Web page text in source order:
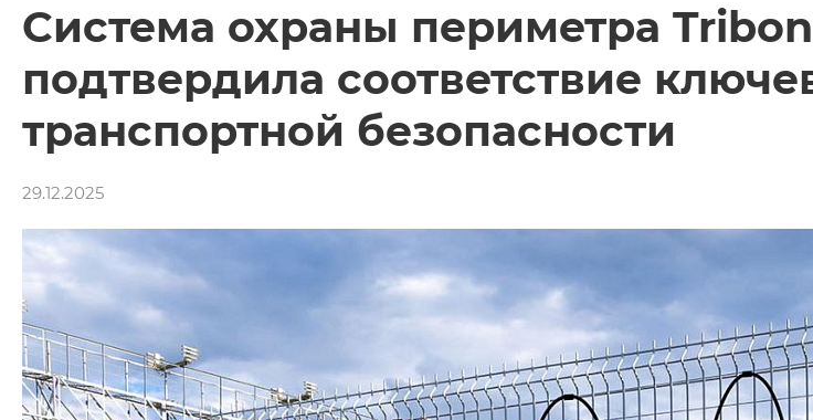
Система охраны периметра
подтвердила соответствие
транспортной безопасности
29.12.2025